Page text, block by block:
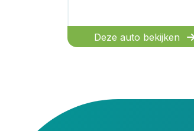
Deze auto bekijken